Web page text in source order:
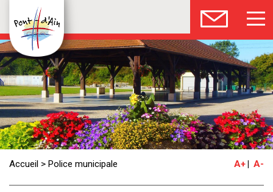
Accueil > Police municipale A+ A-